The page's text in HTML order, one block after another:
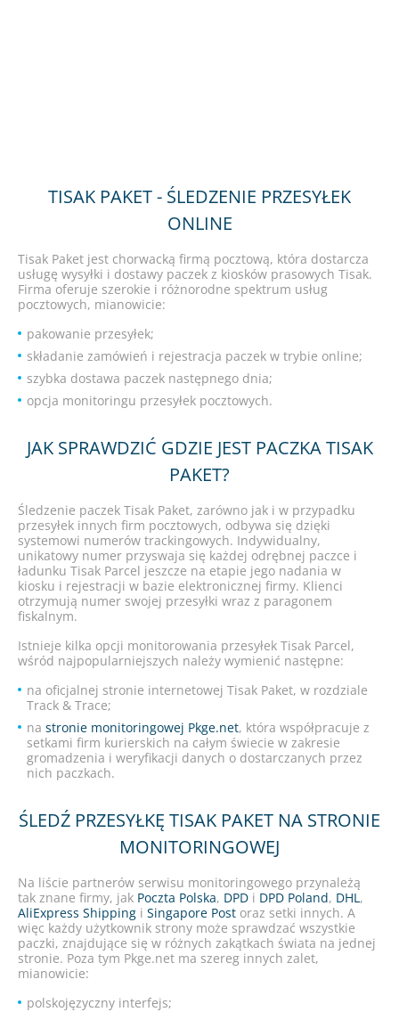
TISAK PAKET - ŚLEDZENIE PRZESYŁEK
ONLINE
Tisak Paket jest chorwacką firmą pocztową, która dostarcza
usługę wysyłki i dostawy paczek z kiosków prasowych Tisak.
Firma oferuje szerokie i różnorodne spektrum usług
pocztowych, mianowicie:
pakowanie przesyłek;
składanie zamówień i rejestracja paczek w trybie online;
szybka dostawa paczek następnego dnia;
opcja monitoringu przesyłek pocztowych.
JAK SPRAWDZIĆ GDZIE JEST PACZKA TISAK
PAKET?
Śledzenie paczek Tisak Paket, zarówno jak i w przypadku
przesyłek innych firm pocztowych, odbywa się dzięki
systemowi numerów trackingowych. Indywidualny,
unikatowy numer przyswaja się każdej odrębnej paczce i
ładunku Tisak Parcel jeszcze na etapie jego nadania w
kiosku i rejestracji w bazie elektronicznej firmy. Klienci
otrzymują numer swojej przesyłki wraz z paragonem
fiskalnym.
Istnieje kilka opcji monitorowania przesyłek Tisak Parcel,
wśród najpopularniejszych należy wymienić następne:
na oficjalnej stronie internetowej Tisak Paket, w rozdziale
Track & Trace;
na stronie monitoringowej Pkge.net, która współpracuje z
setkami firm kurierskich na całym świecie w zakresie
gromadzenia i weryfikacji danych o dostarczanych przez
nich paczkach.
ŚLEDŹ PRZESYŁKĘ TISAK PAKET NA STRONIE
MONITORINGOWEJ
Na liście partnerów serwisu monitoringowego przynależą
tak znane firmy, jak Poczta Polska, DPD i DPD Poland, DHL,
AliExpress Shipping i Singapore Post oraz setki innych. A
więc każdy użytkownik strony może sprawdzać wszystkie
paczki, znajdujące się w różnych zakątkach świata na jednej
stronie. Poza tym Pkge.net ma szereg innych zalet,
mianowicie:
polskojęzyczny interfejs;